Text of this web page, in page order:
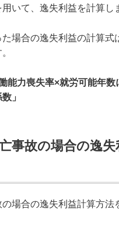
いて、逸失利益を計算し
場合の逸失利益の計算式
能力喪失率×就労可能年数
」
亡事故の場合の逸
場合の逸失利益計算方法